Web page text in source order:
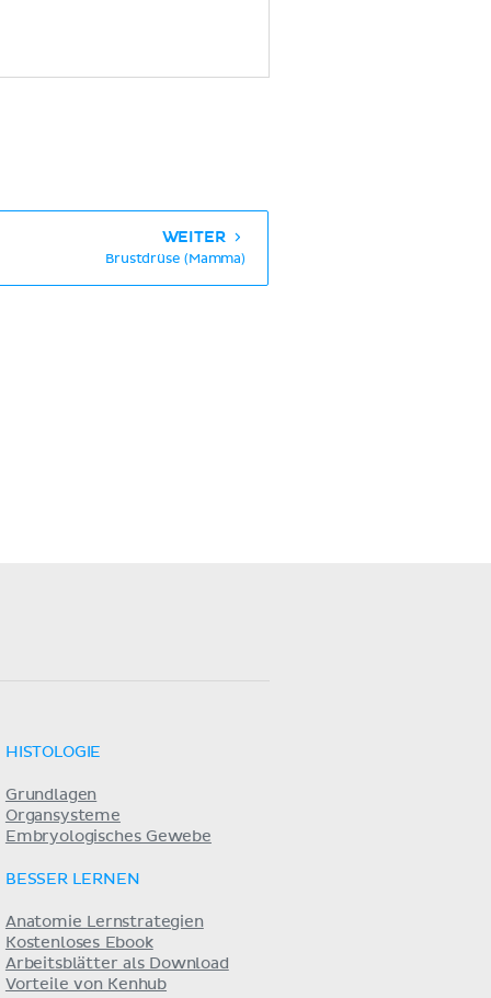
WEITER
Brustdrüse (Mamma)
HISTOLOGIE
Grundlagen
Organsysteme
Embryologisches Gewebe
BESSER LERNEN
Anatomie Lernstrategien
Kostenloses Ebook
Arbeitsblätter als Download
Vorteile von Kenhub